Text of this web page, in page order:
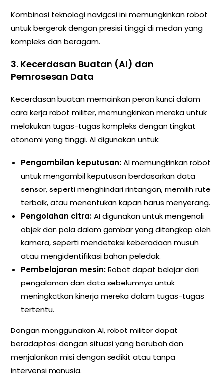
Kombinasi teknologi navigasi ini memungkinkan robot
untuk bergerak dengan presisi tinggi di medan yang
kompleks dan beragam.
3. Kecerdasan Buatan (AI) dan
Pemrosesan Data
Kecerdasan buatan memainkan peran kunci dalam
cara kerja robot militer, memungkinkan mereka untuk
melakukan tugas-tugas kompleks dengan tingkat
otonomi yang tinggi. AI digunakan untuk:
Pengambilan keputusan:AI memungkinkan robot
untuk mengambil keputusan berdasarkan data
sensor, seperti menghindari rintangan, memilih rute
terbaik, atau menentukan kapan harus menyerang.
Pengolahan citra:AI digunakan untuk mengenali
objek dan pola dalam gambar yang ditangkap oleh
kamera, seperti mendeteksi keberadaan musuh
atau mengidentifikasi bahan peledak.
Pembelajaran mesin:Robot dapat belajar dari
pengalaman dan data sebelumnya untuk
meningkatkan kinerja mereka dalam tugas-tugas
tertentu.
Dengan menggunakan AI, robot militer dapat
beradaptasi dengan situasi yang berubah dan
menjalankan misi dengan sedikit atau tanpa
intervensi manusia.